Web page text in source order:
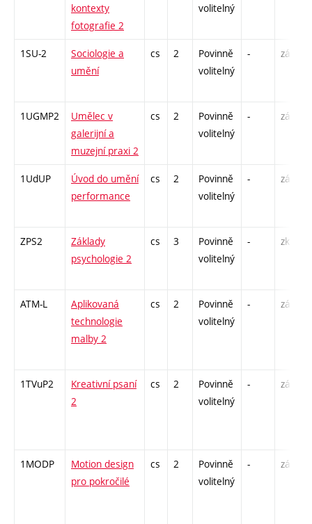
kontexty
fotografie 2
volitelný
1SU-2
Sociologie a
umění
cs 2
Povinně
volitelný
- zá
1UGMP2
Umělec v
galerijní a
muzejní praxi 2
cs 2
Povinně
volitelný
- zá
1UdUP
Úvod do umění
performance
cs 2
Povinně
volitelný
- zá
ZPS2
Základy
psychologie 2
cs 3
Povinně
volitelný
- zk
ATM-L
Aplikovaná
technologie
malby 2
cs 2
Povinně
volitelný
- zá
1TVuP2
Kreativní psaní
2
cs 2
Povinně
volitelný
- zá
1MODP
Motion design
pro pokročilé
cs 2
Povinně
volitelný
- zá